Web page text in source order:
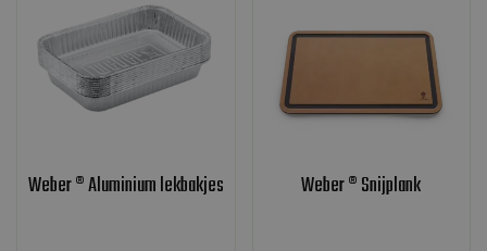
Weber ® Aluminium lekbakjes Weber ® Snijplank